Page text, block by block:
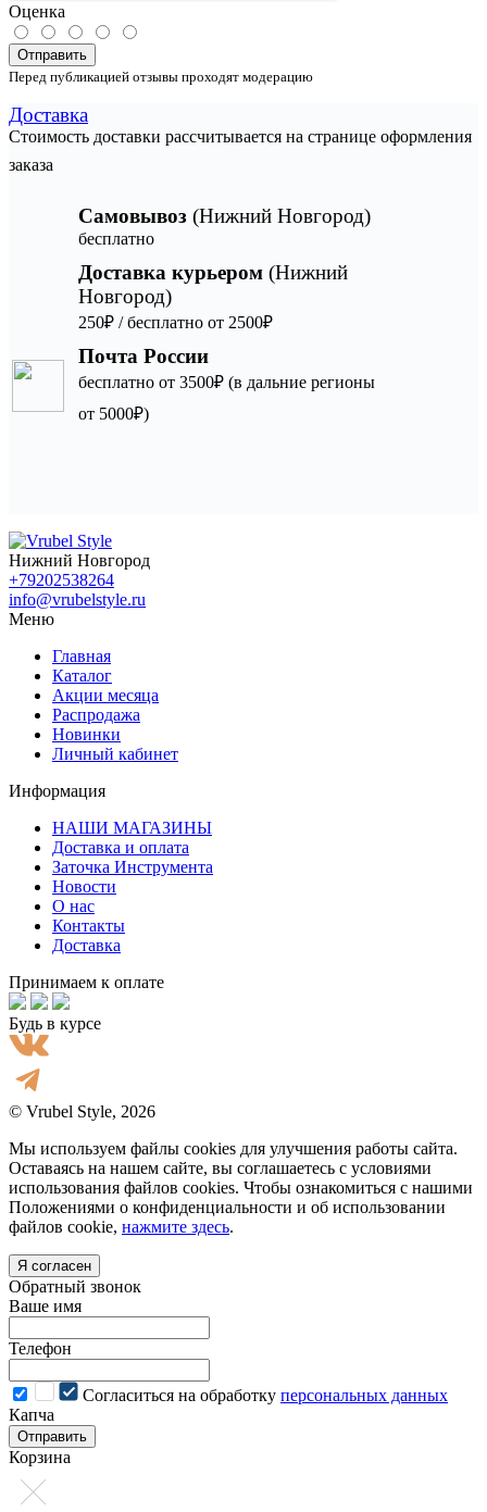
Оценка
Отправить
Перед публикацией отзывы проходят модерацию
Доставка
Стоимость доставки рассчитывается на странице оформления
заказа
Самовывоз (Нижний Новгород)
бесплатно
Доставка курьером (Нижний
Новгород)
250₽ / бесплатно от 2500₽
Почта России
бесплатно от 3500₽ (в дальние регионы
от 5000₽)
Нижний Новгород
+79202538264
info@vrubelstyle.ru
Меню
Главная
Каталог
Акции месяца
Распродажа
Новинки
Личный кабинет
Информация
НАШИ МАГАЗИНЫ
Доставка и оплата
Заточка Инструмента
Новости
О нас
Контакты
Доставка
Принимаем к оплате
Будь в курсе
© Vrubel Style, 2026
Мы используем файлы cookies для улучшения работы сайта.
Оставаясь на нашем сайте, вы соглашаетесь с условиями
использования файлов cookies. Чтобы ознакомиться с нашими
Положениями о конфиденциальности и об использовании
файлов cookie, нажмите здесь.
Я согласен
Обратный звонок
Ваше имя
Телефон
Cогласиться на обработку персональных данных
Капча
Отправить
Корзина